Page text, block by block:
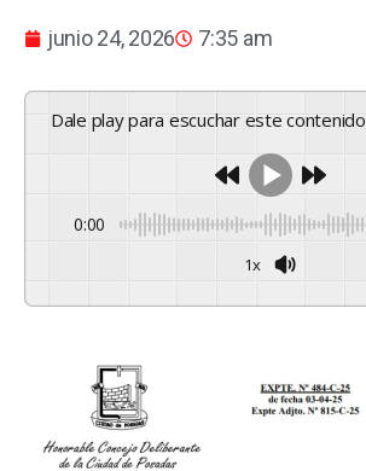
junio 24, 2026 7:35 am
Dale play para escuchar este contenido
0:00
1x